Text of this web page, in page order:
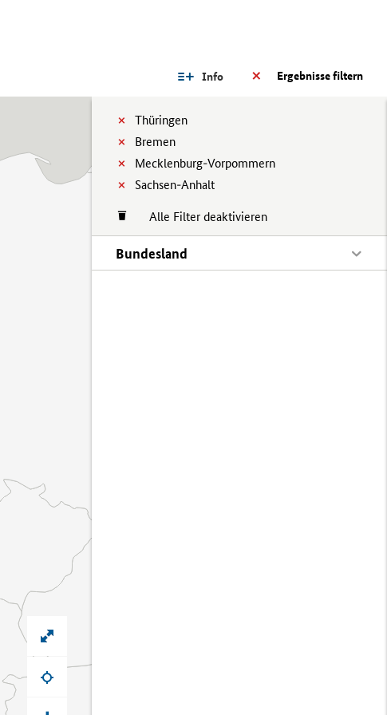
Ergebnisse filtern
Info
Thüringen
Bremen
Mecklenburg-Vorpommern
Sachsen-Anhalt
Alle Filter deaktivieren
Bundesland